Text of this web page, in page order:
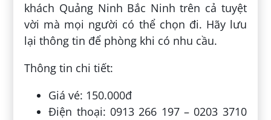
khách Quảng Ninh Bắc Ninh trên cả tuyệt
vời mà mọi người có thể chọn đi. Hãy lưu
lại thông tin để phòng khi có nhu cầu.
Thông tin chi tiết:
Giá vé: 150.000đ
Điện thoại: 0913 266 197 – 0203 3710